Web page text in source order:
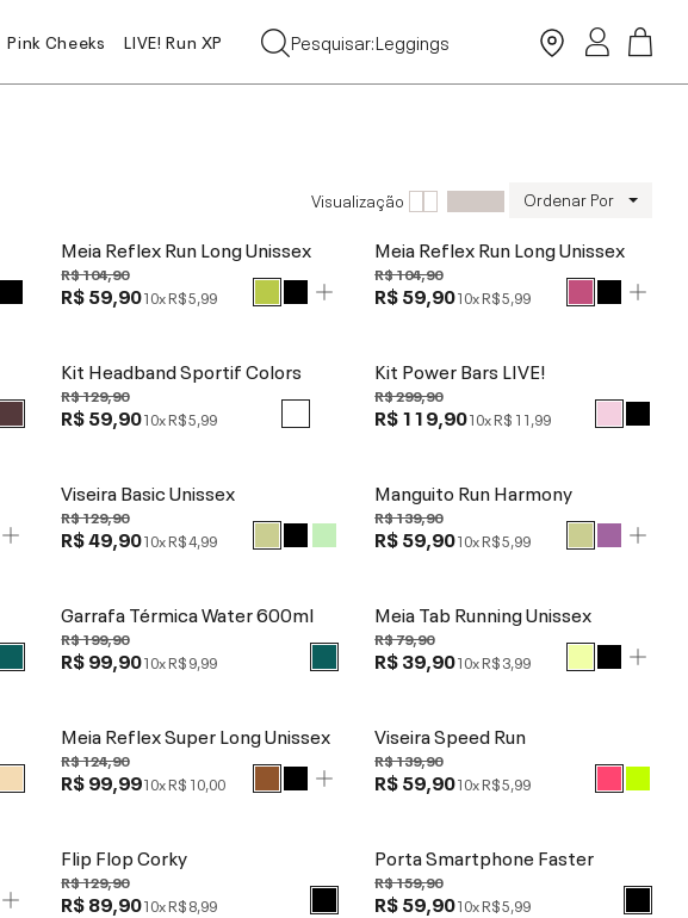
Pink Cheeks LIVE! Run XP
Pesquisar:Leggings
Visualização
Ordenar Por
Meia Reflex Run Long Unissex
R$ 104,90
R$ 59,9010xR$ 5,99
Meia Reflex Run Long Unissex
R$ 104,90
R$ 59,9010xR$ 5,99
Kit Headband Sportif Colors
R$ 129,90
R$ 59,9010xR$ 5,99
Kit Power Bars LIVE!
R$ 299,90
R$ 119,9010xR$ 11,99
Viseira Basic Unissex
R$ 129,90
R$ 49,9010xR$ 4,99
Manguito Run Harmony
R$ 139,90
R$ 59,9010xR$ 5,99
Garrafa Térmica Water 600ml
R$ 199,90
R$ 99,9010xR$ 9,99
Meia Tab Running Unissex
R$ 79,90
R$ 39,9010xR$ 3,99
Meia Reflex Super Long Unissex
R$ 124,90
R$ 99,9910xR$ 10,00
Viseira Speed Run
R$ 139,90
R$ 59,9010xR$ 5,99
Flip Flop Corky
R$ 129,90
R$ 89,9010xR$ 8,99
Porta Smartphone Faster
R$ 159,90
R$ 59,9010xR$ 5,99